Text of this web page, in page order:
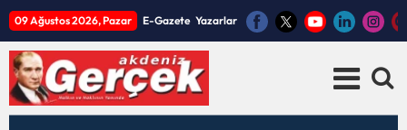
09 Ağustos 2026, Pazar E-Gazete Yazarlar